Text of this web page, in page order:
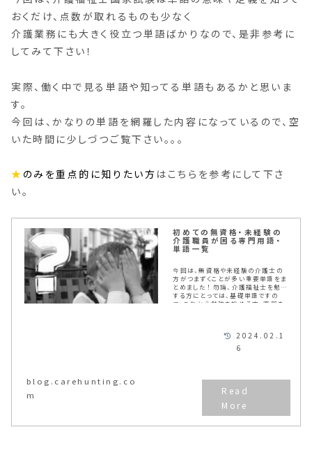
おくだけ、点数が取れるものも少なく
介護業務にも大きく役立つ単語ばかりなので、是非参考に
してみて下さい！
実際、働く中で見る単語や知ってる単語もあるかと思いま
す。
今回は、かなりの単語を網羅した内容になっているので、空
いた時間に少しづつご覧下さい。。。
★ のみを重点的に知りたい方 はこちらを参考にして下さ
い。
初めての無資格・未経験の
介護職員が困る専門用語・
単語一覧
今回は、無資格や未経験の介護士の
方がつまずくことが多い重要単語をま
とめました！ 勿論、介護福祉士を勉強
する方にとっては、基礎単語ですの
で、これから勉強を始める方・復習を
意して利用者さんのケアをしたら、い
いか全くわからない。 ・「嚥下・患側・
臥位・褥瘡・ストーマ」など、わからな
blog.carehunting.co
m
2024.02.1
6